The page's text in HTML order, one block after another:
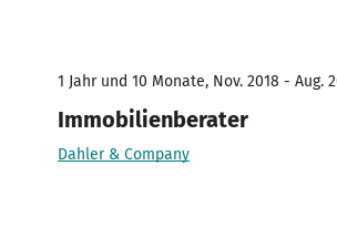
1 Jahr und 10 Monate, Nov. 2018 - Aug.
Immobilienberater
Dahler & Company